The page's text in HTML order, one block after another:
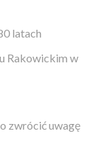
latach
Rakowickim w
zwrócić uwagę